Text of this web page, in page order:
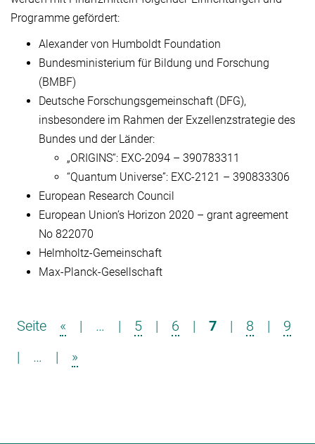
Programme gefördert:
Alexander von Humboldt Foundation
Bundesministerium für Bildung und Forschung
(BMBF)
Deutsche Forschungsgemeinschaft (DFG),
insbesondere im Rahmen der Exzellenzstrategie des
Bundes und der Länder:
„ORIGINS“: EXC-2094 – 390783311
“Quantum Universe”: EXC-2121 – 390833306
European Research Council
European Union’s Horizon 2020 – grant agreement
No 822070
Helmholtz-Gemeinschaft
Max-Planck-Gesellschaft
Seite « | … | 5 | 6 | 7 | 8 |
9
|
… | »